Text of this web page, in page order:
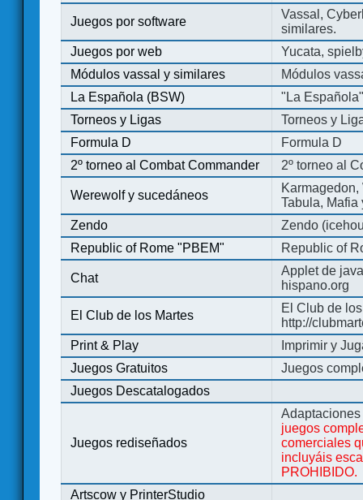
Juegos por software
Vassal,
similares.
Juegos por web
Yucata,
Módulos vassal y similares
Módulos
La Española (BSW)
"La
Torneos y Ligas
Torneos y
Formula D
Formula D
2º torneo al Combat Commander
2º torneo al
Werewolf y sucedáneos
Tabula, Mafia
Zendo
Zendo
Republic of Rome "PBEM"
Republic of
Chat
Applet de
hispano.org
El Club de los Martes
El Club de
http://
Print & Play
Imprimir y
Juegos Gratuitos
Juegos
Juegos Descatalogados
Juegos rediseñados
juegos
comerciales
incluyáis
PROHIBIDO.
Artscow y PrinterStudio